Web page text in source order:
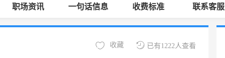
职场资讯 一句话信息 收费标准 联系客服
已有1222人查看
收藏